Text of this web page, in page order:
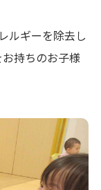
ルギーを除去し
持ちのお子様